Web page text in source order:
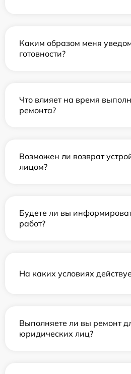
Каким образом меня
готовности?
Что влияет на время
ремонта?
Возможен ли возврат
лицом?
Будете ли вы
работ?
На каких условиях
Выполняете ли вы ремонт
юридических лиц?